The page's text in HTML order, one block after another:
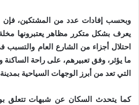
وبحسب إفادات عدد من المشتكين،
يعرف بشكل متكرر مظاهر يعتبرونها مخلة
احتلال أجزاء من الشارع العام والتسبب
ما يؤثر، وفق تعبيرهم، على راحة
التي تعد من أبرز الوجهات السياحية
كما يتحدث السكان عن شبهات تتعلق